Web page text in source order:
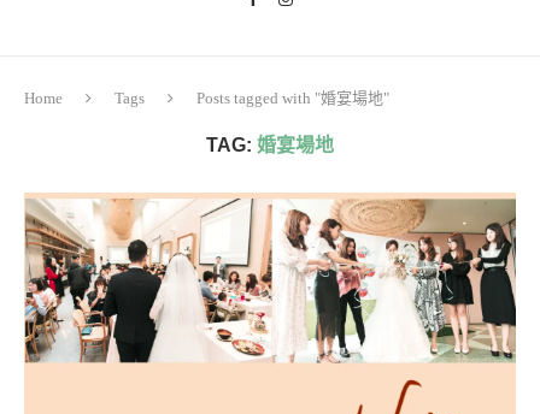
Home Tags Posts tagged with "婚宴場地"
TAG: 婚宴場地